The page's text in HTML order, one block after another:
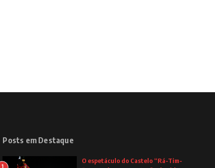
Posts em Destaque
O espetáculo do Castelo “Rá-Tim-